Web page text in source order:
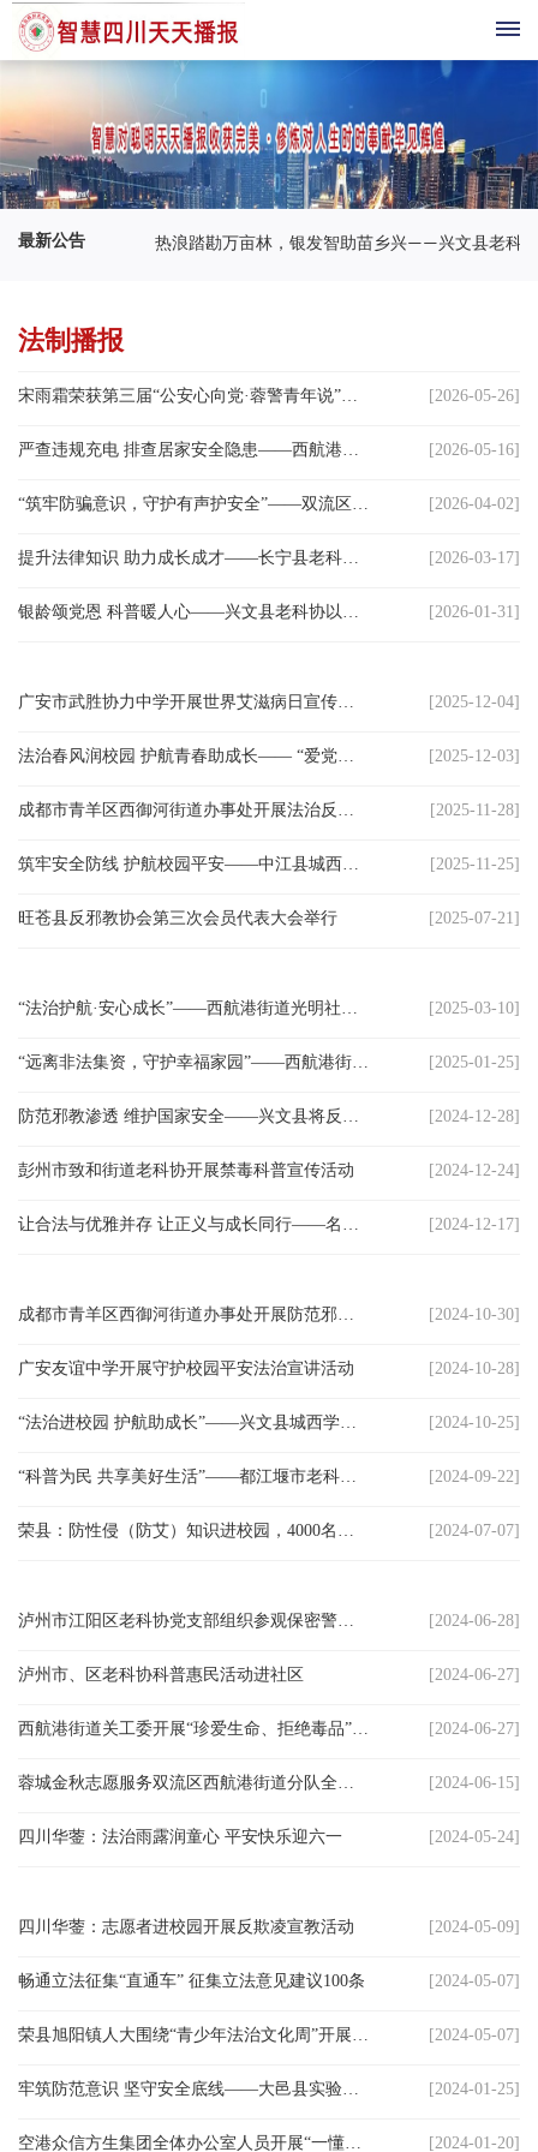
首
综
科
智
关
工
委
今
日
医
最新公告 热浪踏勘万亩林，银发智助苗乡兴——兴文县老科
法制播报
宋雨霜荣获第三届“公安心向党·蓉警青年说”主题宣讲大赛三等奖 [2026-05-26]
严查违规充电 排查居家安全隐患——西航港街道老体协联合常乐社区老体协分会开展自建小区消防安全检查 [2026-05-16]
“筑牢防骗意识，守护有声护安全”——双流区西航港街道老协开展防诈骗宣传活动 [2026-04-02]
提升法律知识 助力成长成才——长宁县老科协“法治科普”走进县职业技术学校 [2026-03-17]
银龄颂党恩 科普暖人心——兴文县老科协以主题党日为媒筑牢防艾反邪双防线 [2026-01-31]
广安市武胜协力中学开展世界艾滋病日宣传教育活动 [2025-12-04]
法治春风润校园 护航青春助成长—— “爱党爱国 守法奋进”思政大讲堂走进遂宁二中 [2025-12-03]
成都市青羊区西御河街道办事处开展法治反邪禁毒宣传教育进校园活动 [2025-11-28]
筑牢安全防线 护航校园平安——中江县城西中学后勤部举行消防培训暨实操演练 [2025-11-25]
旺苍县反邪教协会第三次会员代表大会举行 [2025-07-21]
“法治护航·安心成长”——西航港街道光明社区关工小组开展家庭教育赋能 [2025-03-10]
“远离非法集资，守护幸福家园”——西航港街道常乐社区老协分会开展防非法集资专项活动 [2025-01-25]
防范邪教渗透 维护国家安全——兴文县将反邪教宣传融入社区广场舞大赛活动中 [2024-12-28]
彭州市致和街道老科协开展禁毒科普宣传活动 [2024-12-24]
让合法与优雅并存 让正义与成长同行——名家做客西园之法律讲堂 [2024-12-17]
成都市青羊区西御河街道办事处开展防范邪教宣传活动 [2024-10-30]
广安友谊中学开展守护校园平安法治宣讲活动 [2024-10-28]
“法治进校园 护航助成长”——兴文县城西学校开展法治进校园活动 [2024-10-25]
“科普为民 共享美好生活”——都江堰市老科协开展法治专题讲座 [2024-09-22]
荣县：防性侵（防艾）知识进校园，4000名师生学长知识 [2024-07-07]
泸州市江阳区老科协党支部组织参观保密警示教育展 [2024-06-28]
泸州市、区老科协科普惠民活动进社区 [2024-06-27]
西航港街道关工委开展“珍爱生命、拒绝毒品”国际禁毒日宣传活动 [2024-06-27]
蓉城金秋志愿服务双流区西航港街道分队全面开展网吧安全检查工作 [2024-06-15]
四川华蓥：法治雨露润童心 平安快乐迎六一 [2024-05-24]
四川华蓥：志愿者进校园开展反欺凌宣教活动 [2024-05-09]
畅通立法征集“直通车” 征集立法意见建议100条 [2024-05-07]
荣县旭阳镇人大围绕“青少年法治文化周”开展系列普法活动 [2024-05-07]
牢筑防范意识 坚守安全底线——大邑县实验中学开展住校生应急疏散演练 [2024-01-25]
空港众信方生集团全体办公室人员开展“一懂三会”消防安全知识培训 [2024-01-20]